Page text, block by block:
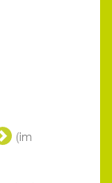
(im